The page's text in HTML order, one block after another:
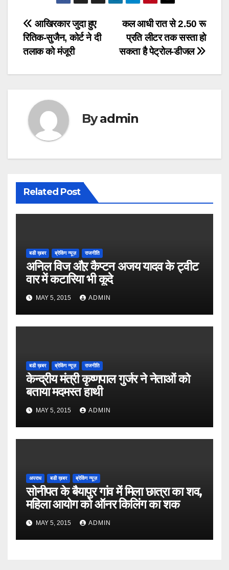
Post
navigation
कल आधी रात से 2.50 रू
प्रति लीटर तक सस्ता हो
सकता है पेट्रोल-डीजल
आखिरकार जुदा हुए
रितिक-सुजैन, कोर्ट ने दी
तलाक को मंजूरी
Byadmin
Related Post
बडी ख़बर ब्रेकिंग न्यूज़ राजनीति
अनिल विज औऱ कैप्टन अजय यादव के ट्वीट
वार में कटारिया भी कूदे
MAY 5, 2015 ADMIN
बडी ख़बर ब्रेकिंग न्यूज़ राजनीति
केन्द्रीय मंत्री कृष्णपाल गुर्जर ने नेताओं को
बताया मदमस्त हाथी
MAY 5, 2015 ADMIN
अपराध बडी ख़बर ब्रेकिंग न्यूज़
सोनीपत के बैयापुर गांव में मिला छात्रा का शव,
महिला आयोग को ऑनर किलिंग का शक
MAY 5, 2015 ADMIN